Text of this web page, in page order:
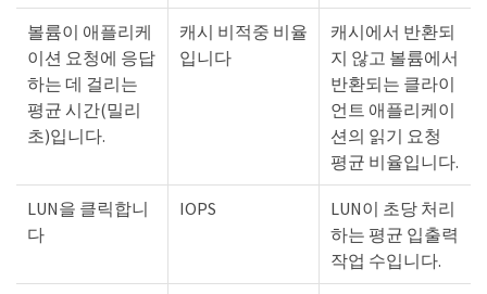
볼륨이 애플리케
이션 요청에 응답
하는 데 걸리는
평균 시간(밀리
초)입니다.
캐시 비적중 비율
입니다
캐시에서 반환되
지 않고 볼륨에서
반환되는 클라이
언트 애플리케이
션의 읽기 요청
평균 비율입니다.
LUN을 클릭합니
다
IOPS
LUN이 초당 처리
하는 평균 입출력
작업 수입니다.